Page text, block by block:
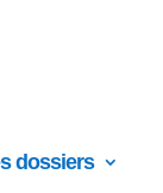
dossiers